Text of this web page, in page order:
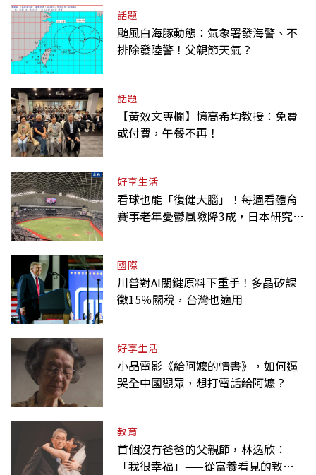
話題
颱風白海豚動態：氣象署發海警、不
排除發陸警！父親節天氣？
話題
【黃效文專欄】憶高希均教授：免費
或付費，午餐不再！
好享生活
看球也能「復健大腦」！每週看體育
賽事老年憂鬱風險降3成，日本研究：
國際
川普對AI關鍵原料下重手！多晶矽課
徵15％關稅，台灣也適用
好享生活
小品電影《給阿嬤的情書》，如何逼
哭全中國觀眾，想打電話給阿嬤？
教育
首個沒有爸爸的父親節，林逸欣：
「我很幸福」——從富養看見的教養